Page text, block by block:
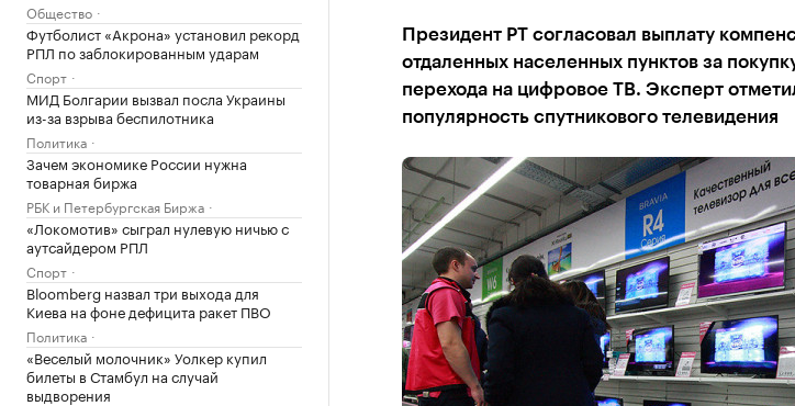
Общество
Футболист «Акрона» установил рекорд
РПЛ по заблокированным ударам
Спорт
МИД Болгарии вызвал посла Украины
из-за взрыва беспилотника
Политика
Зачем экономике России нужна
товарная биржа
РБК и Петербургская Биржа
«Локомотив» сыграл нулевую ничью с
аутсайдером РПЛ
Спорт
Bloomberg назвал три выхода для
Киева на фоне дефицита ракет ПВО
Политика
«Веселый молочник» Уолкер купил
билеты в Стамбул на случай
выдворения
Президент РТ согласовал выплату
отдаленных населенных пунктов за
перехода на цифровое ТВ. Эксперт
популярность спутникового телевидения